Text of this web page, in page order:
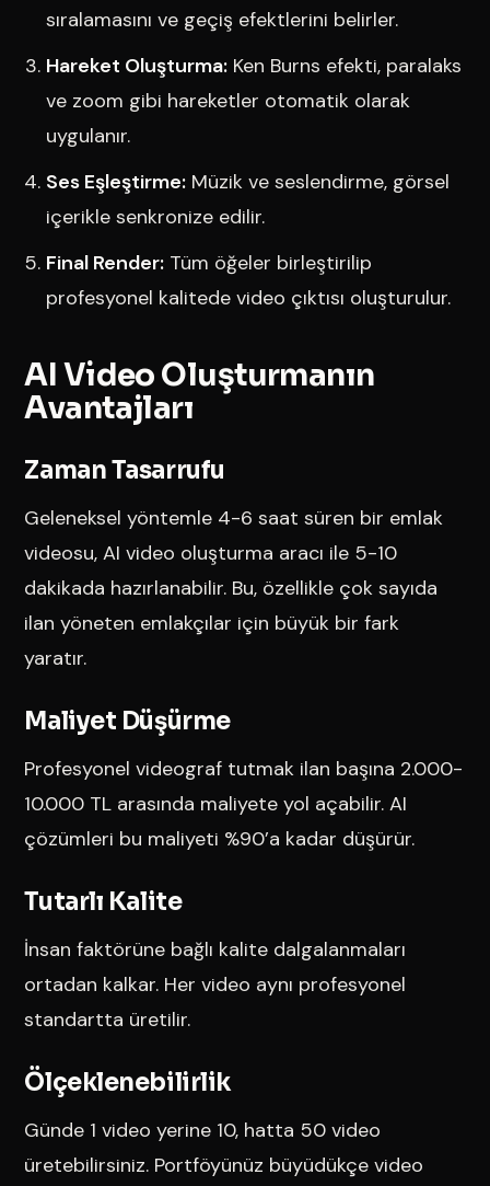
sıralamasını ve geçiş efektlerini belirler.
Hareket Oluşturma: Ken Burns efekti, paralaks
ve zoom gibi hareketler otomatik olarak
uygulanır.
Ses Eşleştirme: Müzik ve seslendirme, görsel
içerikle senkronize edilir.
Final Render: Tüm öğeler birleştirilip
profesyonel kalitede video çıktısı oluşturulur.
AI Video Oluşturmanın
Avantajları
Zaman Tasarrufu
Geleneksel yöntemle 4-6 saat süren bir emlak
videosu, AI video oluşturma aracı ile 5-10
dakikada hazırlanabilir. Bu, özellikle çok sayıda
ilan yöneten emlakçılar için büyük bir fark
yaratır.
Maliyet Düşürme
Profesyonel videograf tutmak ilan başına 2.000-
10.000 TL arasında maliyete yol açabilir. AI
çözümleri bu maliyeti %90’a kadar düşürür.
Tutarlı Kalite
İnsan faktörüne bağlı kalite dalgalanmaları
ortadan kalkar. Her video aynı profesyonel
standartta üretilir.
Ölçeklenebilirlik
Günde 1 video yerine 10, hatta 50 video
üretebilirsiniz. Portföyünüz büyüdükçe video